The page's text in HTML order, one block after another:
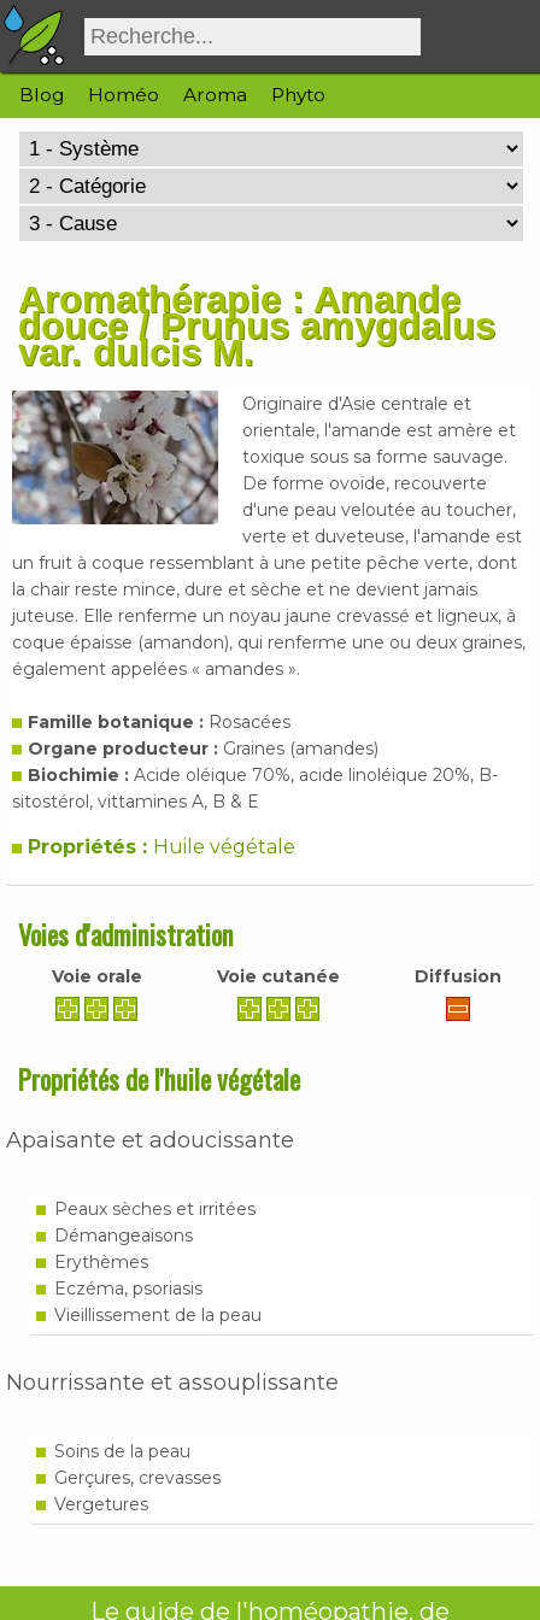
Blog Homéo Aroma Phyto
Aromathérapie : Amande
douce / Prunus amygdalus
var. dulcis M.
Originaire d'Asie centrale et
orientale, l'amande est amère et
toxique sous sa forme sauvage.
De forme ovoïde, recouverte
d'une peau veloutée au toucher,
verte et duveteuse, l'amande est
un fruit à coque ressemblant à une petite pêche verte, dont
la chair reste mince, dure et sèche et ne devient jamais
juteuse. Elle renferme un noyau jaune crevassé et ligneux, à
coque épaisse (amandon), qui renferme une ou deux graines,
également appelées « amandes ».
Famille botanique : Rosacées
Organe producteur : Graines (amandes)
Biochimie : Acide oléique 70%, acide linoléique 20%, B-
sitostérol, vittamines A, B & E
Propriétés : Huile végétale
Voies d'administration
Voie orale Voie cutanée Diffusion
Propriétés de l'huile végétale
Apaisante et adoucissante
Peaux sèches et irritées
Démangeaisons
Erythèmes
Eczéma, psoriasis
Vieillissement de la peau
Nourrissante et assouplissante
Soins de la peau
Gerçures, crevasses
Vergetures
Le guide de l'homéopathie, de